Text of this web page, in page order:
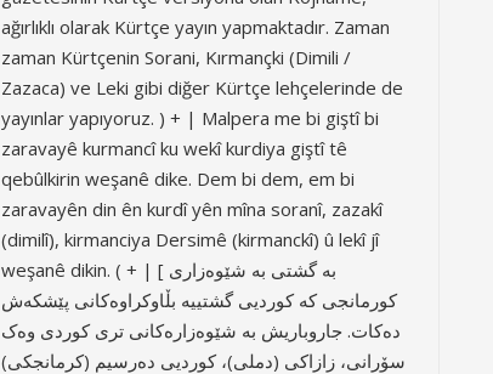
ağırlıklı olarak Kürtçe yayın yapmaktadır. Zaman
zaman Kürtçenin Sorani, Kırmançki (Dimili /
Zazaca) ve Leki gibi diğer Kürtçe lehçelerinde de
yayınlar yapıyoruz. ) + | Malpera me bi giştî bi
zaravayê kurmancî ku wekî kurdiya giştî tê
qebûlkirin weşanê dike. Dem bi dem, em bi
zaravayên din ên kurdî yên mîna soranî, zazakî
(dimilî), kirmanciya Dersimê (kirmanckî) û lekî jî
weşanê dikin. ( + | [ بە گشتی بە شێوەزاری
کورمانجی کە کوردیی گشتییە بڵاوکراوەکانی پێشکەش
دەکات. جاروباریش بە شێوەزارەکانی تری کوردی وەک
سۆرانی، زازاکی (دملی)، کوردیی دەرسیم (کرمانجکی)